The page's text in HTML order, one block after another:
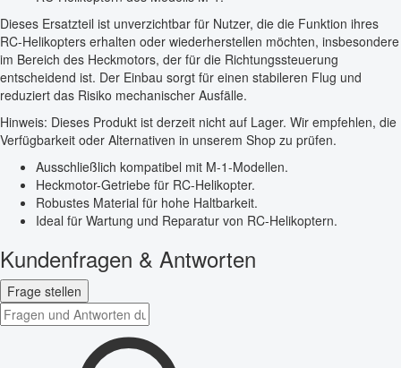
Dieses Ersatzteil ist unverzichtbar für Nutzer, die die Funktion ihres
RC-Helikopters erhalten oder wiederherstellen möchten, insbesondere
im Bereich des Heckmotors, der für die Richtungssteuerung
entscheidend ist. Der Einbau sorgt für einen stabileren Flug und
reduziert das Risiko mechanischer Ausfälle.
Hinweis: Dieses Produkt ist derzeit nicht auf Lager. Wir empfehlen, die
Verfügbarkeit oder Alternativen in unserem Shop zu prüfen.
Ausschließlich kompatibel mit M-1-Modellen.
Heckmotor-Getriebe für RC-Helikopter.
Robustes Material für hohe Haltbarkeit.
Ideal für Wartung und Reparatur von RC-Helikoptern.
Kundenfragen & Antworten
Frage stellen